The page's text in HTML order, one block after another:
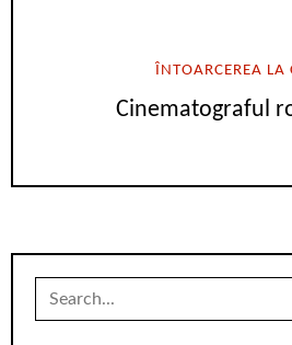
ÎNTOARCEREA LA
Cinematograful
Search